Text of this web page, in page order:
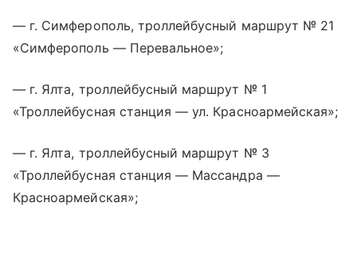
— г. Симферополь, троллейбусный маршрут № 21
«Симферополь — Перевальное»;
— г. Ялта, троллейбусный маршрут № 1
«Троллейбусная станция — ул. Красноармейская»;
— г. Ялта, троллейбусный маршрут № 3
«Троллейбусная станция — Массандра —
Красноармейская»;